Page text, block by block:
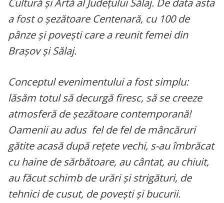
Cultură și Artă al Județului Sălaj. De data asta
a fost o șezătoare Centenară, cu 100 de
pânze și povești care a reunit femei din
Brașov și Sălaj.
Conceptul evenimentului a fost simplu:
lăsăm totul să decurgă firesc, să se creeze
atmosferă de șezătoare contemporană!
Oamenii au adus fel de fel de mâncăruri
gătite acasă după rețete vechi, s-au îmbrăcat
cu haine de sărbătoare, au cântat, au chiuit,
au făcut schimb de urări și strigături, de
tehnici de cusut, de povești și bucurii.